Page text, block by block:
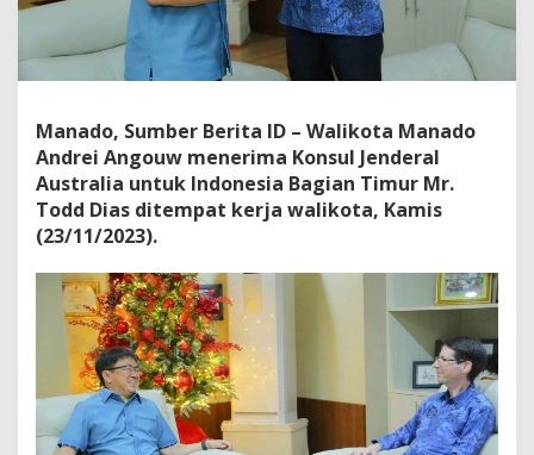
g
a
n
K
n
s
u
l
J
d
e
r
a
l
A
u
s
t
Manado, Sumber Berita ID – Walikota Manado
Andrei Angouw menerima Konsul Jenderal
Australia untuk Indonesia Bagian Timur Mr.
Todd Dias ditempat kerja walikota, Kamis
(23/11/2023).